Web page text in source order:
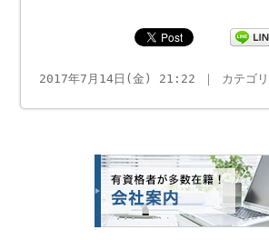
2017年7月14日(金) 21:22 ｜ カテゴリ